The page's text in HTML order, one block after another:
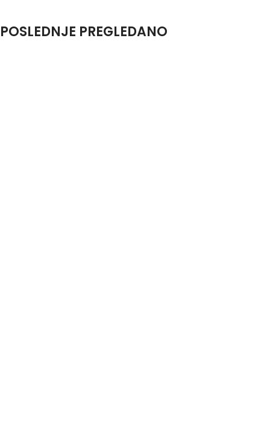
POSLEDNJE PREGLEDANO